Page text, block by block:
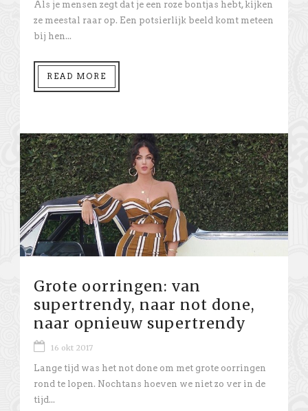
Als je mensen zegt dat je een roze bontjas hebt, kijken
ze meestal raar op. Een potsierlijk beeld komt meteen
bij hen...
READ MORE
Grote oorringen: van
supertrendy, naar not done,
naar opnieuw supertrendy
16 okt 2017
Lange tijd was het not done om met grote oorringen
rond te lopen. Nochtans hoeven we niet zo ver in de
tijd...